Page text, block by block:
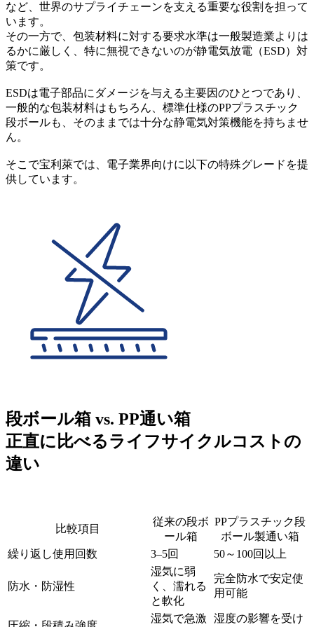
など、世界のサプライチェーンを支える重要な役割を担って
います。
その一方で、包装材料に対する要求水準は一般製造業よりは
るかに厳しく、特に無視できないのが静電気放電（ESD）対
策です。
ESDは電子部品にダメージを与える主要因のひとつであり、
一般的な包装材料はもちろん、標準仕様のPPプラスチック
段ボールも、そのままでは十分な静電気対策機能を持ちませ
ん。
そこで宝利萊では、電子業界向けに以下の特殊グレードを提
供しています。
段ボール箱 vs. PP通い箱
正直に比べるライフサイクルコストの
違い
比較項目
従来の段ボ
ール箱
PPプラスチック段
ボール製通い箱
繰り返し使用回数
3–5回 50～100回以上
防水・防湿性
湿気に弱
く、濡れる
と軟化
完全防水で安定使
用可能
湿気で急激
湿度の影響を受け